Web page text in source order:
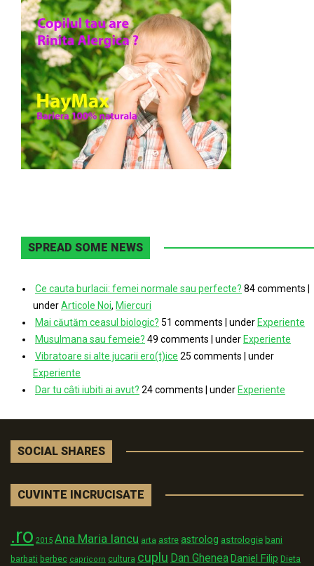
SPREAD SOME NEWS
Ce cauta burlacii: femei normale sau perfecte? 84 comments
underArticole Noi, Miercuri
Mai căutăm ceasul biologic? 51 comments under Experiente
Musulmana sau femeie? 49 comments under Experiente
Vibratoare si alte jucarii ero(t)ice 25 comments
under
Experiente
Dar tu câti iubiti ai avut? 24 comments under Experiente
SOCIAL SHARES
CUVINTE INCRUCISATE
.ro 2015 Ana Maria Iancu arta astre astrolog astrologie bani
barbati berbec capricorn cultura cuplu Dan GheneaDaniel Filip Dieta